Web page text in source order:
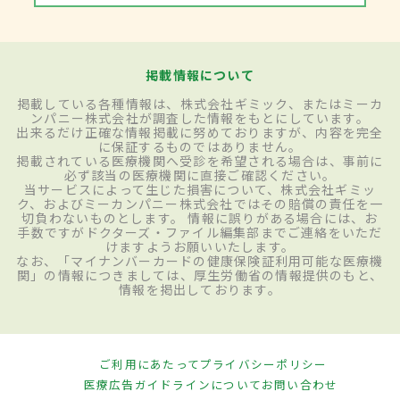
掲載情報について
掲載している各種情報は、株式会社ギミック、またはミーカ
ンパニー株式会社が調査した情報をもとにしています。
出来るだけ正確な情報掲載に努めておりますが、内容を完全
に保証するものではありません。
掲載されている医療機関へ受診を希望される場合は、事前に
必ず該当の医療機関に直接ご確認ください。
当サービスによって生じた損害について、株式会社ギミッ
ク、およびミーカンパニー株式会社ではその賠償の責任を一
切負わないものとします。 情報に誤りがある場合には、お
手数ですがドクターズ・ファイル編集部までご連絡をいただ
けますようお願いいたします。
なお、「マイナンバーカードの健康保険証利用可能な医療機
関」の情報につきましては、厚生労働省の情報提供のもと、
情報を掲出しております。
ご利用にあたってプライバシーポリシー
医療広告ガイドラインについてお問い合わせ